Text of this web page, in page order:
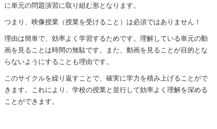
に単元の問題演習に取り組む形となります。
つまり、映像授業（授業を受けること）は必須ではありません！
理由は簡単で、効率よく学習するためです。理解している単元の動
画を見ることは時間の無駄です。また、動画を見ることが目的とな
らないようにすることも理由です。
このサイクルを繰り返すことで、確実に学力を積み上げることがで
きます。これにより、学校の授業と並行して効率よく理解を深める
ことができます。